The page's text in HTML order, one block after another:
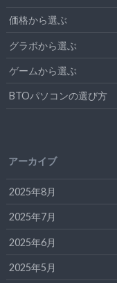
価格から選ぶ
グラボから選ぶ
ゲームから選ぶ
BTOパソコンの選び方
アーカイブ
2025年8月
2025年7月
2025年6月
2025年5月